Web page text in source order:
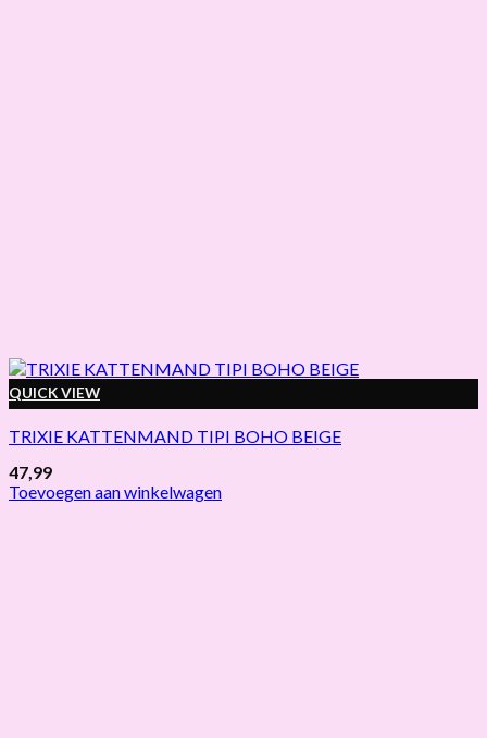
QUICK VIEW
TRIXIE KATTENMAND TIPI BOHO BEIGE
47,99
Toevoegen aan winkelwagen